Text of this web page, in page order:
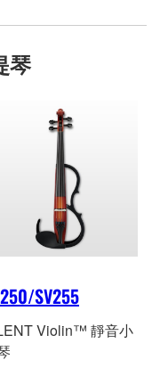
琴
SV255
Violin™ 靜音小